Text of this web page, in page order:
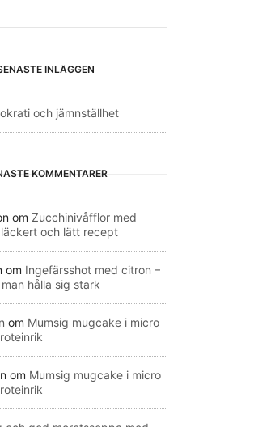
INLÄGGEN
och jämnställhet
KOMMENTARER
om Zucchinivåfflor med
och lätt recept
om Ingefärsshot med citron –
hålla sig stark
om Mumsig mugcake i micro
om Mumsig mugcake i micro